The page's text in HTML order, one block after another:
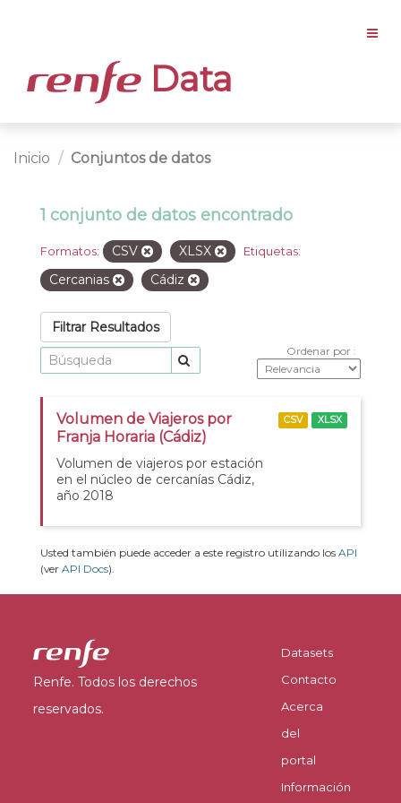
Data
Inicio Conjuntos de datos
1 conjunto de datos encontrado
Formatos: CSV XLSX Etiquetas:
Cercanias Cádiz
Filtrar Resultados
Ordenar por
Volumen de Viajeros por
Franja Horaria (Cádiz)
Volumen de viajeros por estación
en el núcleo de cercanías Cádiz,
año 2018
CSV XLSX
Usted también puede acceder a este registro utilizando los API
(ver API Docs).
Renfe. Todos los derechos
reservados.
Datasets
Contacto
Acerca
del
portal
Información